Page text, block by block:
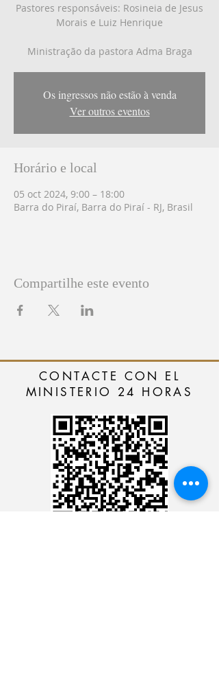
Pastores responsáveis: Rosineia de Jesus
Morais e Luiz Henrique
Ministração da pastora Adma Braga
Os ingressos não estão à venda
Ver outros eventos
Horário e local
05 oct 2024, 9:00 – 18:00
Barra do Piraí, Barra do Piraí - RJ, Brasil
Compartilhe este evento
CONTACTE CON EL
MINISTERIO 24 HORAS